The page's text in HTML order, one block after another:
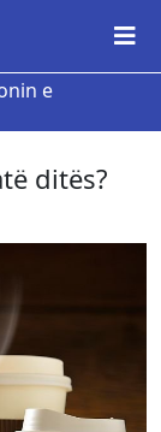
e
ditës?